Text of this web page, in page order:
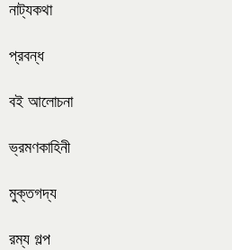
নাট্যকথা
প্রবন্ধ
বই আলোচনা
ভ্রমণকাহিনী
মুক্তগদ্য
রম্য গল্প